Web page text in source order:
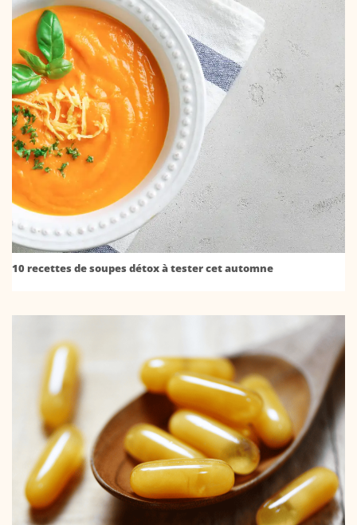
10 recettes de soupes détox à tester cet automne